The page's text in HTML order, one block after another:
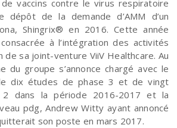
vaccins contre le virus respiratoire
dépôt de la demande d’AMM d’un
Shingrix® en 2016. Cette année
à l’intégration des activités
de sa joint-venture ViiV Healthcare. Au
du groupe s’annonce chargé avec le
dix études de phase 3 et de vingt
dans la période 2016-2017 et la
pdg, Andrew Witty ayant annoncé
son poste en mars 2017.